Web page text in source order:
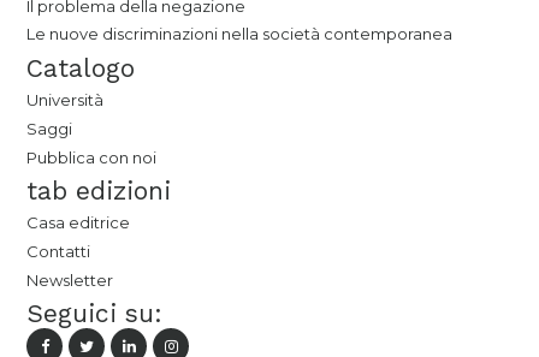
Il problema della negazione
Le nuove discriminazioni nella società contemporanea
Catalogo
Università
Saggi
Pubblica con noi
tab edizioni
Casa editrice
Contatti
Newsletter
Seguici su: